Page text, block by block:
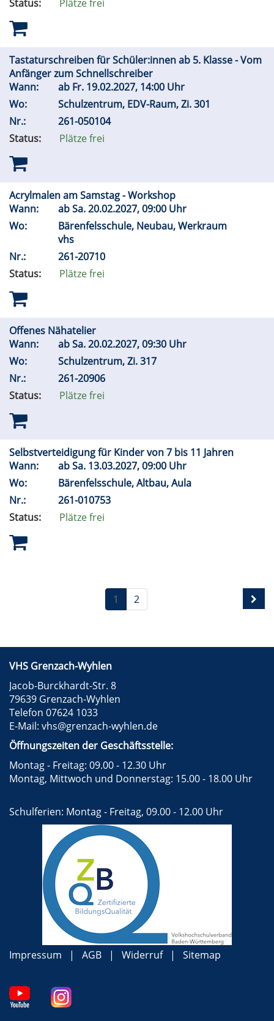
Status:
Plätze frei
Tastaturschreiben für Schüler:innen ab 5. Klasse - Vom
Anfänger zum Schnellschreiber
Wann:
ab Fr. 19.02.2027, 14:00 Uhr
Wo:
Schulzentrum, EDV-Raum, Zi. 301
Nr.:
261-050104
Status:
Plätze frei
Acrylmalen am Samstag - Workshop
Wann:
abSa.20.02.2027, 09:00 Uhr
Wo:
Bärenfelsschule, Neubau, Werkraum
vhs
Nr.:
261-20710
Status:
Plätze frei
Offenes Nähatelier
Wann:
abSa.20.02.2027, 09:30 Uhr
Wo:
Schulzentrum, Zi. 317
Nr.:
261-20906
Status:
Plätze frei
Selbstverteidigung für Kinder von 7 bis 11 Jahren
Wann:
abSa. 13.03.2027, 09:00 Uhr
Wo:
Bärenfelsschule, Altbau, Aula
Nr.:
261-010753
Status:
Plätze frei
1 2
VHS Grenzach-Wyhlen
Jacob-Burckhardt-Str. 8
79639 Grenzach-Wyhlen
Telefon 07624 1033
E-Mail: vhs@grenzach-wyhlen.de
Öffnungszeiten der Geschäftsstelle:
Montag - Freitag: 09.00 - 12.30 Uhr
Montag, Mittwoch und Donnerstag: 15.00 - 18.00 Uhr
Schulferien: Montag - Freitag, 09.00 - 12.00 Uhr
Impressum AGB Widerruf Sitemap